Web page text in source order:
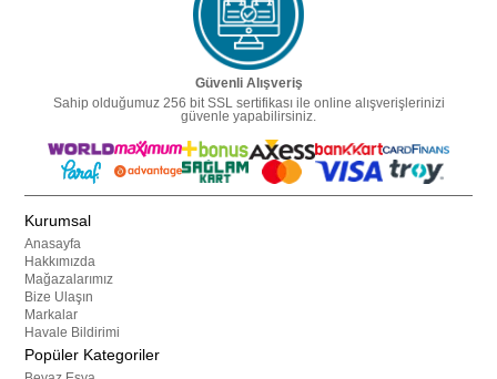
Güvenli Alışveriş
Sahip olduğumuz 256 bit SSL sertifikası ile online alışverişlerinizi
güvenle yapabilirsiniz.
Kurumsal
Anasayfa
Hakkımızda
Mağazalarımız
Bize Ulaşın
Markalar
Havale Bildirimi
Popüler Kategoriler